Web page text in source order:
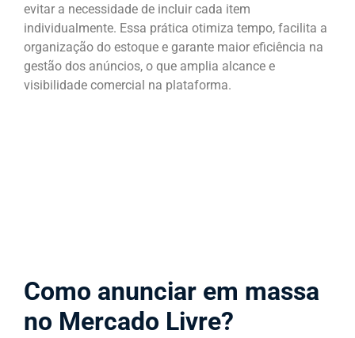
evitar a necessidade de incluir cada item
individualmente. Essa prática otimiza tempo, facilita a
organização do estoque e garante maior eficiência na
gestão dos anúncios, o que amplia alcance e
visibilidade comercial na plataforma.
Como anunciar em massa
no Mercado Livre?